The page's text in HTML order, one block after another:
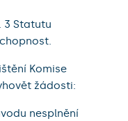
3 Statutu
Komise
žádosti:
nesplnění